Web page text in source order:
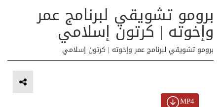
برومو تشويقي لبرنامج عمر
وإخوته | كرتون إسلامي
برومو تشويقي لبرنامج عمر وإخوته | كرتون إسلامي
MP4